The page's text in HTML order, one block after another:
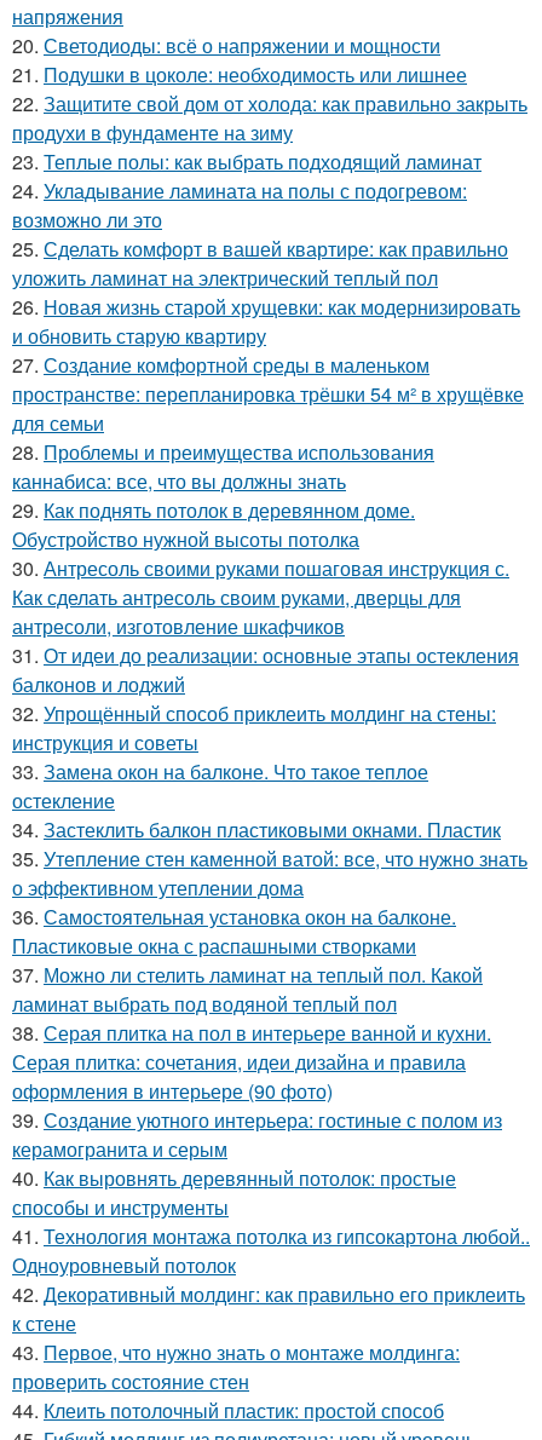
напряжения
20. Светодиоды: всё о напряжении и мощности
21. Подушки в цоколе: необходимость или лишнее
22. Защитите свой дом от холода: как правильно закрыть
продухи в фундаменте на зиму
23. Теплые полы: как выбрать подходящий ламинат
24. Укладывание ламината на полы с подогревом:
возможно ли это
25. Сделать комфорт в вашей квартире: как правильно
уложить ламинат на электрический теплый пол
26. Новая жизнь старой хрущевки: как модернизировать
и обновить старую квартиру
27. Создание комфортной среды в маленьком
пространстве: перепланировка трёшки 54 м² в хрущёвке
для семьи
28. Проблемы и преимущества использования
каннабиса: все, что вы должны знать
29. Как поднять потолок в деревянном доме.
Обустройство нужной высоты потолка
30. Антресоль своими руками пошаговая инструкция с.
Как сделать антресоль своим руками, дверцы для
антресоли, изготовление шкафчиков
31. От идеи до реализации: основные этапы остекления
балконов и лоджий
32. Упрощённый способ приклеить молдинг на стены:
инструкция и советы
33. Замена окон на балконе. Что такое теплое
остекление
34. Застеклить балкон пластиковыми окнами. Пластик
35. Утепление стен каменной ватой: все, что нужно знать
о эффективном утеплении дома
36. Самостоятельная установка окон на балконе.
Пластиковые окна с распашными створками
37. Можно ли стелить ламинат на теплый пол. Какой
ламинат выбрать под водяной теплый пол
38. Серая плитка на пол в интерьере ванной и кухни.
Серая плитка: сочетания, идеи дизайна и правила
оформления в интерьере (90 фото)
39. Создание уютного интерьера: гостиные с полом из
керамогранита и серым
40. Как выровнять деревянный потолок: простые
способы и инструменты
41. Технология монтажа потолка из гипсокартона любой..
Одноуровневый потолок
42. Декоративный молдинг: как правильно его приклеить
к стене
43. Первое, что нужно знать о монтаже молдинга:
проверить состояние стен
44. Клеить потолочный пластик: простой способ